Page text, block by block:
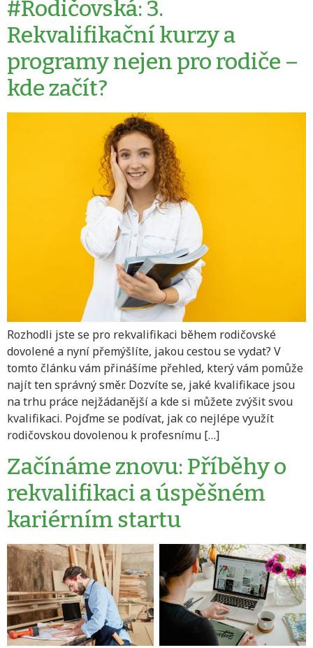
#Rodičovská: 3.
Rekvalifikační kurzy a
programy nejen pro rodiče –
kde začít?
Rozhodli jste se pro rekvalifikaci během rodičovské
dovolené a nyní přemýšlíte, jakou cestou se vydat? V
tomto článku vám přinášíme přehled, který vám pomůže
najít ten správný směr. Dozvíte se, jaké kvalifikace jsou
na trhu práce nejžádanější a kde si můžete zvýšit svou
kvalifikaci. Pojďme se podívat, jak co nejlépe využít
rodičovskou dovolenou k profesnímu […]
Začínáme znovu: Příběhy o
rekvalifikaci a úspěšném
kariérním startu